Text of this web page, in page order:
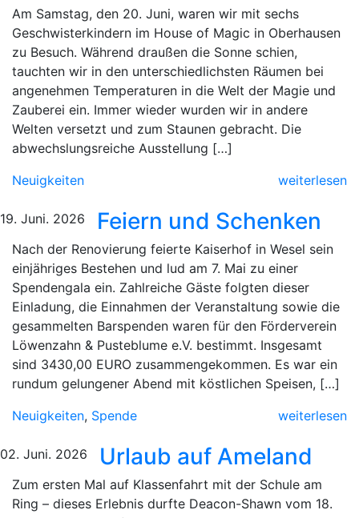
Am Samstag, den 20. Juni, waren wir mit sechs
Geschwisterkindern im House of Magic in Oberhausen
zu Besuch. Während draußen die Sonne schien,
tauchten wir in den unterschiedlichsten Räumen bei
angenehmen Temperaturen in die Welt der Magie und
Zauberei ein. Immer wieder wurden wir in andere
Welten versetzt und zum Staunen gebracht. Die
abwechslungsreiche Ausstellung […]
Neuigkeiten
weiterlesen
19. Juni. 2026 Feiern und Schenken
Nach der Renovierung feierte Kaiserhof in Wesel sein
einjähriges Bestehen und lud am 7. Mai zu einer
Spendengala ein. Zahlreiche Gäste folgten dieser
Einladung, die Einnahmen der Veranstaltung sowie die
gesammelten Barspenden waren für den Förderverein
Löwenzahn & Pusteblume e.V. bestimmt. Insgesamt
sind 3430,00 EURO zusammengekommen. Es war ein
rundum gelungener Abend mit köstlichen Speisen, […]
Neuigkeiten, Spende weiterlesen
02. Juni. 2026 Urlaub auf Ameland
Zum ersten Mal auf Klassenfahrt mit der Schule am
Ring – dieses Erlebnis durfte Deacon-Shawn vom 18.